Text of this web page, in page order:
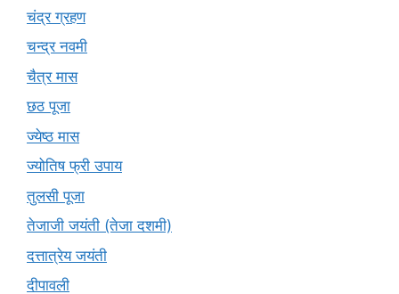
चंद्र ग्रहण
चन्द्र नवमी
चैत्र मास
छठ पूजा
ज्येष्ठ मास
ज्योतिष फ्री उपाय
तुलसी पूजा
तेजाजी जयंती (तेजा दशमी)
दत्तात्रेय जयंती
दीपावली